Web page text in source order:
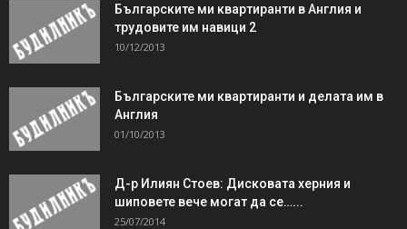
Българските ми квартиранти в Англия и
трудовите им навици 2
10/12/2013
Българските ми квартиранти и делата им в
Англия
01/10/2013
Д-р Илиян Стоев: Дисковата херния и
шиповете вече могат да се…...
25/07/2014